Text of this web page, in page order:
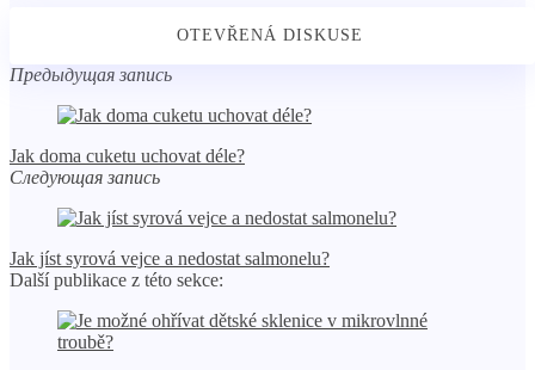
Предыдущая запись
Jak doma cuketu uchovat déle?
Следующая запись
Jak jíst syrová vejce a nedostat salmonelu?
Další publikace z této sekce: